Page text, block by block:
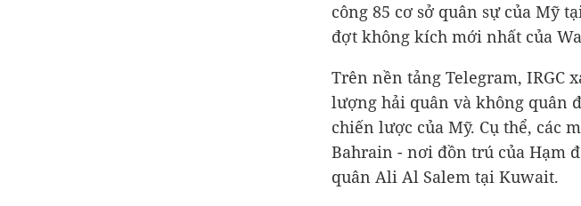
công 85 cơ sở quân sự của Mỹ
đợt không kích mới nhất của
Trên nền tảng Telegram, IRGC
lượng hải quân và không quân
chiến lược của Mỹ. Cụ thể, các
Bahrain - nơi đồn trú của Hạm
quân Ali Al Salem tại Kuwait.